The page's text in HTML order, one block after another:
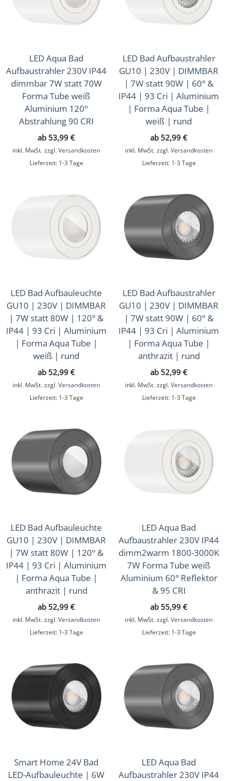
Ein- & Aufbaurahmen
Lichtsteuerung (226)
Smart Home
Zubehör (43)
Musterkoffer (4)
LED Aqua Bad
Aufbaustrahler 230V IP44
dimmbar 7W statt 70W
Forma Tube weiß
Aluminium 120°
Abstrahlung 90 CRI
ab 53,99 €
inkl. MwSt. zzgl. Versandkosten
Lieferzeit: 1-3 Tage
LED Bad Aufbaustrahler
GU10 | 230V | DIMMBAR
| 7W statt 90W | 60° &
IP44 | 93 Cri | Aluminium
| Forma Aqua Tube |
weiß | rund
ab 52,99 €
inkl. MwSt. zzgl. Versandkosten
Lieferzeit: 1-3 Tage
LED Bad Aufbauleuchte
GU10 | 230V | DIMMBAR
| 7W statt 80W | 120° &
IP44 | 93 Cri | Aluminium
| Forma Aqua Tube |
weiß | rund
ab 52,99 €
inkl. MwSt. zzgl. Versandkosten
Lieferzeit: 1-3 Tage
LED Bad Aufbaustrahler
GU10 | 230V | DIMMBAR
| 7W statt 90W | 60° &
IP44 | 93 Cri | Aluminium
| Forma Aqua Tube |
anthrazit | rund
ab 52,99 €
inkl. MwSt. zzgl. Versandkosten
Lieferzeit: 1-3 Tage
LED Bad Aufbauleuchte
GU10 | 230V | DIMMBAR
| 7W statt 80W | 120° &
IP44 | 93 Cri | Aluminium
| Forma Aqua Tube |
anthrazit | rund
ab 52,99 €
inkl. MwSt. zzgl. Versandkosten
Lieferzeit: 1-3 Tage
LED Aqua Bad
Aufbaustrahler 230V IP44
dimm2warm 1800-3000K
7W Forma Tube weiß
Aluminium 60° Reflektor
& 95 CRI
ab 55,99 €
inkl. MwSt. zzgl. Versandkosten
Lieferzeit: 1-3 Tage
Smart Home 24V Bad
LED-Aufbauleuchte | 6W
LED Aqua Bad
Aufbaustrahler 230V IP44